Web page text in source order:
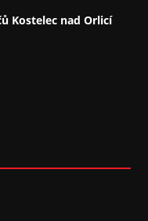
Kostelec nad Orlicí